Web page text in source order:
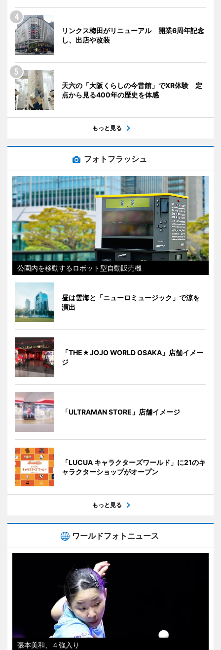
リンクス梅田がリニューアル 開業6周年記念
し、出店や改装
天六の「大阪くらしの今昔館」でXR体験 定
点から見る400年の歴史を体感
もっと見る
フォトフラッシュ
公園内を移動するロボット型自動販売機
昼は雲海と「ニューロミュージック」で涼を
演出
「THE★JOJO WORLD OSAKA」店舗イメー
ジ
「ULTRAMAN STORE」店舗イメージ
「LUCUA キャラクターズワールド」に21のキ
ャラクターショップがオープン
もっと見る
ワールドフォトニュース
張本美和、４強入り